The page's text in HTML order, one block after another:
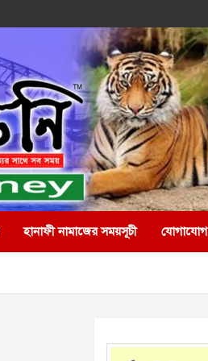
হানাফী নামাজের সময়সূচী যোগাযোগ